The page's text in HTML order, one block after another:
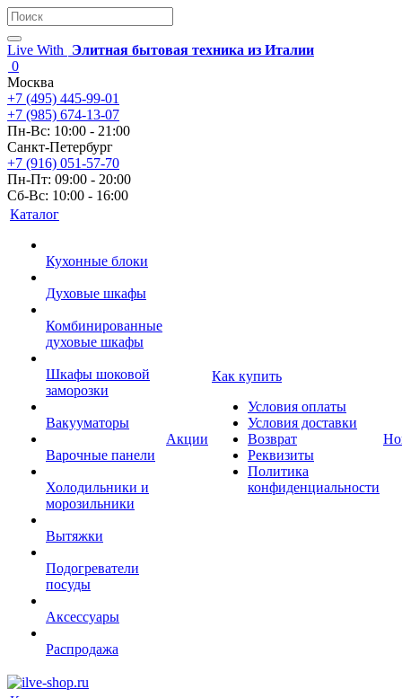
Live With
Элитная бытовая техника из Италии
0
Москва
+7 (495) 445-99-01
+7 (985) 674-13-07
Пн-Вс: 10:00 - 21:00
Санкт-Петербург
+7 (916) 051-57-70
Пн-Пт: 09:00 - 20:00
Сб-Вс: 10:00 - 16:00
Каталог
Кухонные блоки
Духовые шкафы
Комбинированные
духовые шкафы
Шкафы шоковой
заморозки
Вакууматоры
Варочные панели
Холодильники и
морозильники
Вытяжки
Подогреватели
посуды
Аксессуары
Распродажа
Акции
Как купить
Условия оплаты
Условия доставки
Возврат
Реквизиты
Политика
конфиденциальности